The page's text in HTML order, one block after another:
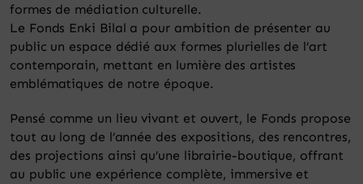
formes de médiation culturelle.
Le Fonds Enki Bilal a pour ambition de présenter au
public un espace dédié aux formes plurielles de l’art
contemporain, mettant en lumière des artistes
emblématiques de notre époque.
Pensé comme un lieu vivant et ouvert, le Fonds propose
tout au long de l’année des expositions, des rencontres,
des projections ainsi qu’une librairie-boutique, offrant
au public une expérience complète, immersive et